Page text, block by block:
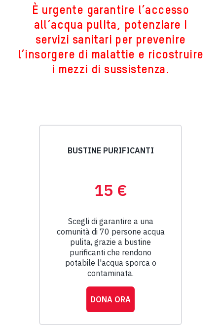
È urgente garantire l’accesso
all’acqua pulita, potenziare i
servizi sanitari per prevenire
l’insorgere di malattie e ricostruire
i mezzi di sussistenza.